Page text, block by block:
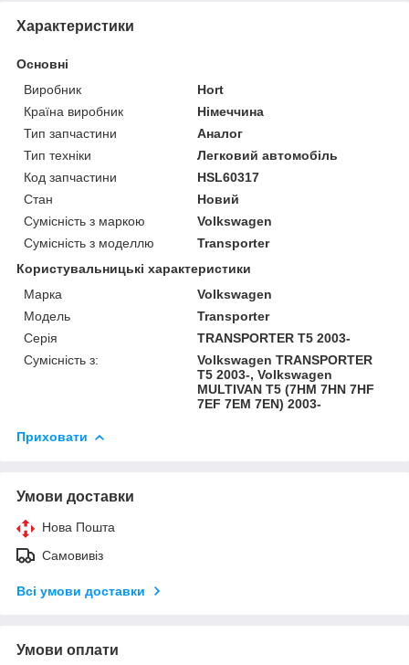
Характеристики
Основні
Виробник
Hort
Країна виробник
Німеччина
Тип запчастини
Аналог
Тип техніки
Легковий автомобіль
Код запчастини
HSL60317
Стан
Новий
Сумісність з маркою
Volkswagen
Сумісність з моделлю
Transporter
Користувальницькі характеристики
Марка
Volkswagen
Модель
Transporter
Серія
TRANSPORTER T5 2003-
Сумісність з:
Volkswagen TRANSPORTER
T5 2003-, Volkswagen
MULTIVAN T5 (7HM 7HN 7HF
7EF 7EM 7EN) 2003-
Приховати
Умови доставки
Нова Пошта
Самовивіз
Всі умови доставки
Умови оплати